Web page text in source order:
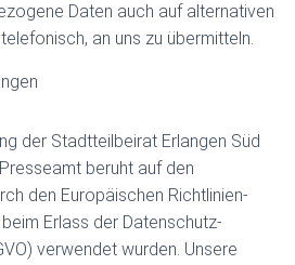
Daten auch auf alternativen
an uns zu übermitteln.
der Stadtteilbeirat Erlangen Süd
beruht auf den
den Europäischen Richtlinien-
Erlass der Datenschutz-
verwendet wurden. Unsere